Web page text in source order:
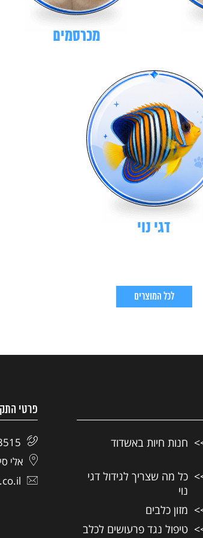
מכרסמים
דגי נוי
לכל המוצרים
חנות חיות באשדוד
כל מה שצריך לגידול דגי
נוי
מזון כלבים
טיפול נגד פרעושים לכלב
פרטי
אלי סיני 5